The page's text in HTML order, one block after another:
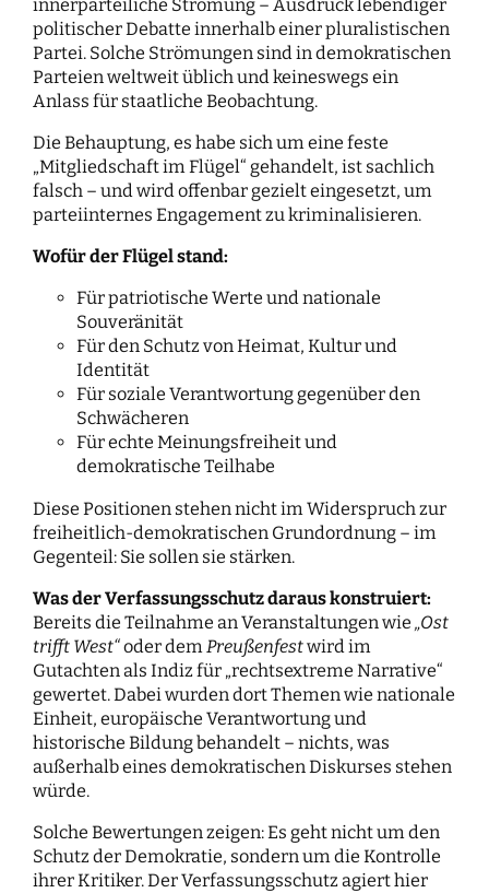
innerparteiliche Strömung – Ausdruck lebendiger
politischer Debatte innerhalb einer pluralistischen
Partei. Solche Strömungen sind in demokratischen
Parteien weltweit üblich und keineswegs ein
Anlass für staatliche Beobachtung.
Die Behauptung, es habe sich um eine feste
„Mitgliedschaft im Flügel“ gehandelt, ist sachlich
falsch – und wird offenbar gezielt eingesetzt, um
parteiinternes Engagement zu kriminalisieren.
Wofür der Flügel stand:
Für patriotische Werte und nationale
Souveränität
Für den Schutz von Heimat, Kultur und
Identität
Für soziale Verantwortung gegenüber den
Schwächeren
Für echte Meinungsfreiheit und
demokratische Teilhabe
Diese Positionen stehen nicht im Widerspruch zur
freiheitlich-demokratischen Grundordnung – im
Gegenteil: Sie sollen sie stärken.
Was der Verfassungsschutz daraus konstruiert:
Bereits die Teilnahme an Veranstaltungen wie „Ost
trifft West“oder demPreußenfestwird im
Gutachten als Indiz für „rechtsextreme Narrative“
gewertet. Dabei wurden dort Themen wie nationale
Einheit, europäische Verantwortung und
historische Bildung behandelt – nichts, was
außerhalb eines demokratischen Diskurses stehen
würde.
Solche Bewertungen zeigen: Es geht nicht um den
Schutz der Demokratie, sondern um die Kontrolle
ihrer Kritiker. Der Verfassungsschutz agiert hier